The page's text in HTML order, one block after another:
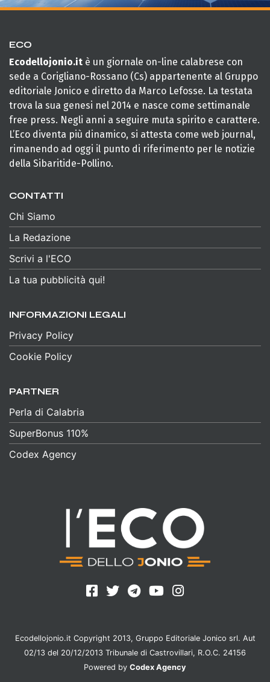
ECO
Ecodellojonio.it è un giornale on-line calabrese con
sede a Corigliano-Rossano (Cs) appartenente al Gruppo
editoriale Jonico e diretto da Marco Lefosse. La testata
trova la sua genesi nel 2014 e nasce come settimanale
free press. Negli anni a seguire muta spirito e carattere.
L’Eco diventa più dinamico, si attesta come web journal,
rimanendo ad oggi il punto di riferimento per le notizie
della Sibaritide-Pollino.
CONTATTI
Chi Siamo
La Redazione
Scrivi a l'ECO
La tua pubblicità qui!
INFORMAZIONI LEGALI
Privacy Policy
Cookie Policy
PARTNER
Perla di Calabria
SuperBonus 110%
Codex Agency
Ecodellojonio.it Copyright 2013, Gruppo Editoriale Jonico srl. Aut
02/13 del 20/12/2013 Tribunale di Castrovillari, R.O.C. 24156
Powered by Codex Agency